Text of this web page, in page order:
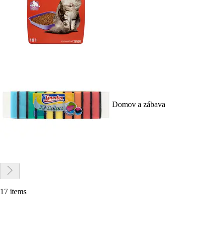
Domov a zábava
17 items